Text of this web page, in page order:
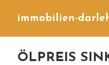
immobilien-
ÖLPREIS